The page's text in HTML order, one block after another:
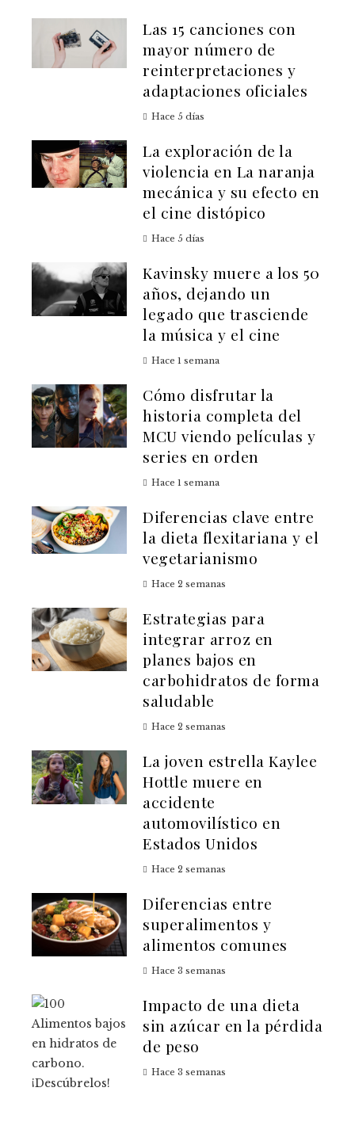
Las 15 canciones con
mayor número de
reinterpretaciones y
adaptaciones oficiales
Hace 5 días
La exploración de la
violencia en La naranja
mecánica y su efecto en
el cine distópico
Hace 5 días
Kavinsky muere a los 50
años, dejando un
legado que trasciende
la música y el cine
Hace 1 semana
Cómo disfrutar la
historia completa del
MCU viendo películas y
series en orden
Hace 1 semana
Diferencias clave entre
la dieta flexitariana y el
vegetarianismo
Hace 2 semanas
Estrategias para
integrar arroz en
planes bajos en
carbohidratos de forma
saludable
Hace 2 semanas
La joven estrella Kaylee
Hottle muere en
accidente
automovilístico en
Estados Unidos
Hace 2 semanas
Diferencias entre
superalimentos y
alimentos comunes
Hace 3 semanas
Impacto de una dieta
sin azúcar en la pérdida
de peso
Hace 3 semanas